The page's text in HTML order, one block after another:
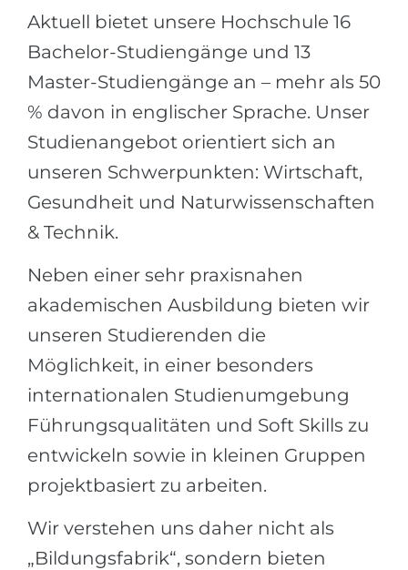
Beispiel-Stellenangebote
BERUFSORIENTIERUNG
Interessenkarte-Test
RIASEC-Test
Erfolgzu
100%
Unsere Studierenden werden
BERATUNG!
Physik
Management
Anderes Fach
BEWERBEN AUS …
Kasachstan
Anderes Land
BERATUNG BUCHEN
Aktuell bietet unsere Hochschule 16
Bachelor-Studiengänge und 13
Master-Studiengänge an – mehr als 50
% davon in englischer Sprache. Unser
Studienangebot orientiert sich an
unseren Schwerpunkten: Wirtschaft,
Gesundheit und Naturwissenschaften
& Technik.
Neben einer sehr praxisnahen
akademischen Ausbildung bieten wir
unseren Studierenden die
Möglichkeit, in einer besonders
internationalen Studienumgebung
Führungsqualitäten und Soft Skills zu
entwickeln sowie in kleinen Gruppen
projektbasiert zu arbeiten.
Wir verstehen uns daher nicht als
„Bildungsfabrik“, sondern bieten